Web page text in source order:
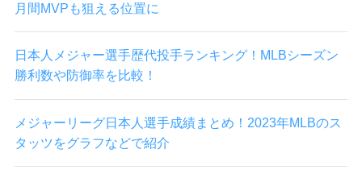
月間MVPも狙える位置に
日本人メジャー選手歴代投手ランキング！MLBシーズン
勝利数や防御率を比較！
メジャーリーグ日本人選手成績まとめ！2023年MLBのス
タッツをグラフなどで紹介